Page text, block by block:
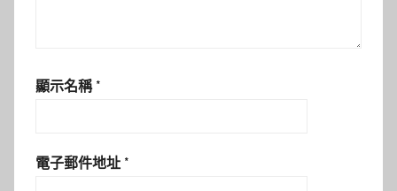
顯示名稱 *
電子郵件地址 *